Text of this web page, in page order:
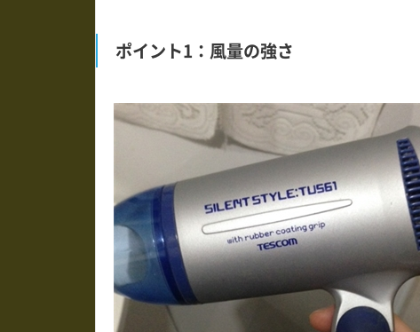
ポイント1：風量の強さ